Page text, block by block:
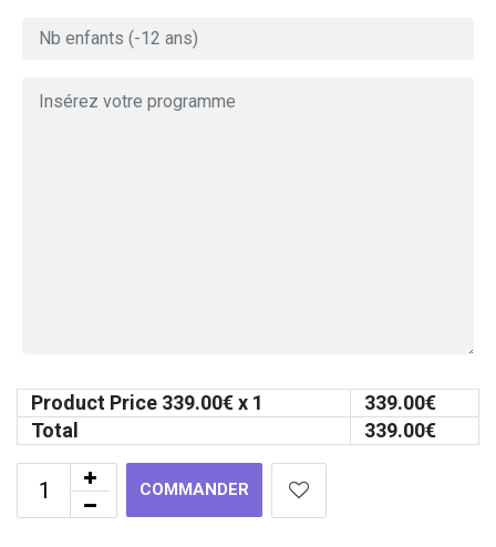
Product Price 339.00€ x 1 339.00€
Total
339.00€
COMMANDER